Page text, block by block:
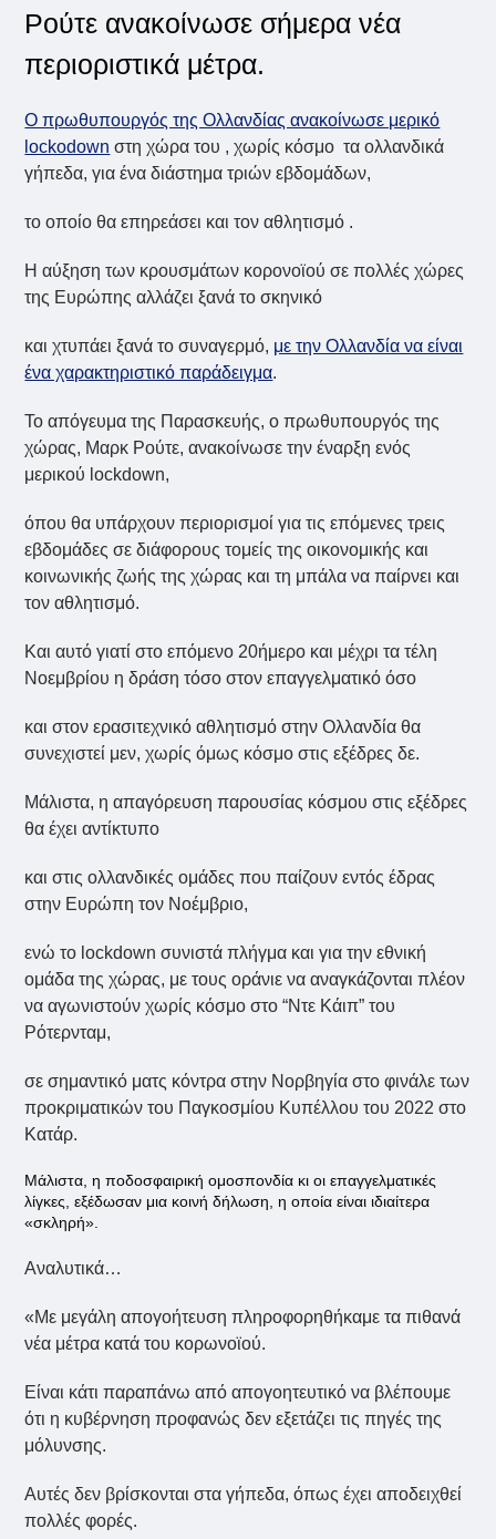
Ρούτε ανακοίνωσε σήμερα νέα
περιοριστικά μέτρα.
Ο πρωθυπουργός της Ολλανδίας ανακοίνωσε μερικό
lockodown στη χώρα του , χωρίς κόσμο τα ολλανδικά
γήπεδα, για ένα διάστημα τριών εβδομάδων,
το οποίο θα επηρεάσει και τον αθλητισμό .
Η αύξηση των κρουσμάτων κορονοϊού σε πολλές χώρες
της Ευρώπης αλλάζει ξανά το σκηνικό
και χτυπάει ξανά το συναγερμό, με την Ολλανδία να είναι
ένα χαρακτηριστικό παράδειγμα.
Το απόγευμα της Παρασκευής, ο πρωθυπουργός της
χώρας, Μαρκ Ρούτε, ανακοίνωσε την έναρξη ενός
μερικού lockdown,
όπου θα υπάρχουν περιορισμοί για τις επόμενες τρεις
εβδομάδες σε διάφορους τομείς της οικονομικής και
κοινωνικής ζωής της χώρας και τη μπάλα να παίρνει και
τον αθλητισμό.
Και αυτό γιατί στο επόμενο 20ήμερο και μέχρι τα τέλη
Νοεμβρίου η δράση τόσο στον επαγγελματικό όσο
και στον ερασιτεχνικό αθλητισμό στην Ολλανδία θα
συνεχιστεί μεν, χωρίς όμως κόσμο στις εξέδρες δε.
Μάλιστα, η απαγόρευση παρουσίας κόσμου στις εξέδρες
θα έχει αντίκτυπο
και στις ολλανδικές ομάδες που παίζουν εντός έδρας
στην Ευρώπη τον Νοέμβριο,
ενώ το lockdown συνιστά πλήγμα και για την εθνική
ομάδα της χώρας, με τους οράνιε να αναγκάζονται πλέον
να αγωνιστούν χωρίς κόσμο στο “Ντε Κάιπ” του
Ρότερνταμ,
σε σημαντικό ματς κόντρα στην Νορβηγία στο φινάλε των
προκριματικών του Παγκοσμίου Κυπέλλου του 2022 στο
Κατάρ.
Μάλιστα, η ποδοσφαιρική ομοσπονδία κι οι επαγγελματικές
λίγκες, εξέδωσαν μια κοινή δήλωση, η οποία είναι ιδιαίτερα
«σκληρή».
Αναλυτικά…
«Με μεγάλη απογοήτευση πληροφορηθήκαμε τα πιθανά
νέα μέτρα κατά του κορωνοϊού.
Είναι κάτι παραπάνω από απογοητευτικό να βλέπουμε
ότι η κυβέρνηση προφανώς δεν εξετάζει τις πηγές της
μόλυνσης.
Αυτές δεν βρίσκονται στα γήπεδα, όπως έχει αποδειχθεί
πολλές φορές.